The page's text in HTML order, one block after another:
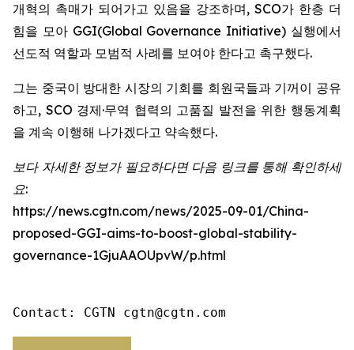
개혁의 촉매가 되어가고 있음을 강조하며, SCO가 한층 더
힘을 모아 GGI(Global Governance Initiative) 실행에서
선도적 역할과 모범적 사례를 보여야 한다고 촉구했다.
그는 중국이 방대한 시장의 기회를 회원국들과 기꺼이 공유
하고, SCO 경제·무역 협력의 고품질 발전을 위한 행동계획
을 계속 이행해 나가겠다고 약속했다.
보다 자세한 정보가 필요하다면 다음 링크를 통해 확인하세
요:
https://news.cgtn.com/news/2025-09-01/China-
proposed-GGI-aims-to-boost-global-stability-
governance-1GjuAAOUpvW/p.html
Contact: CGTN cgtn@cgtn.com